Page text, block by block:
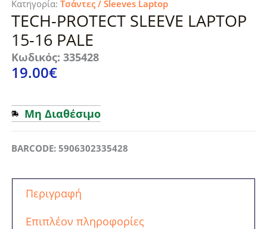
Κατηγορία: Τσάντες / Sleeves Laptop
TECH-PROTECT SLEEVE LAPTOP
15-16 PALE
Κωδικός: 335428
19.00€
Μη Διαθέσιμο
BARCODE: 5906302335428
Περιγραφή
Επιπλέον πληροφορίες